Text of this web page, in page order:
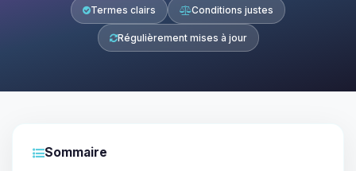
Termes clairs Conditions justes
Régulièrement mises à jour
Sommaire